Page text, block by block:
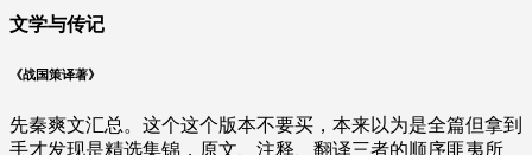
文学与传记
《战国策译著》
先秦爽文汇总。这个这个版本不要买，本来以为是全篇但拿到
手才发现是精选集锦，原文、注释、翻译三者的顺序匪夷所